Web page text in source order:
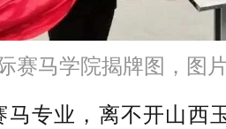
赛马学院揭牌图，图
马专业，离不开山西